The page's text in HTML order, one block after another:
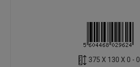
375 X 130 X 0 - 0L